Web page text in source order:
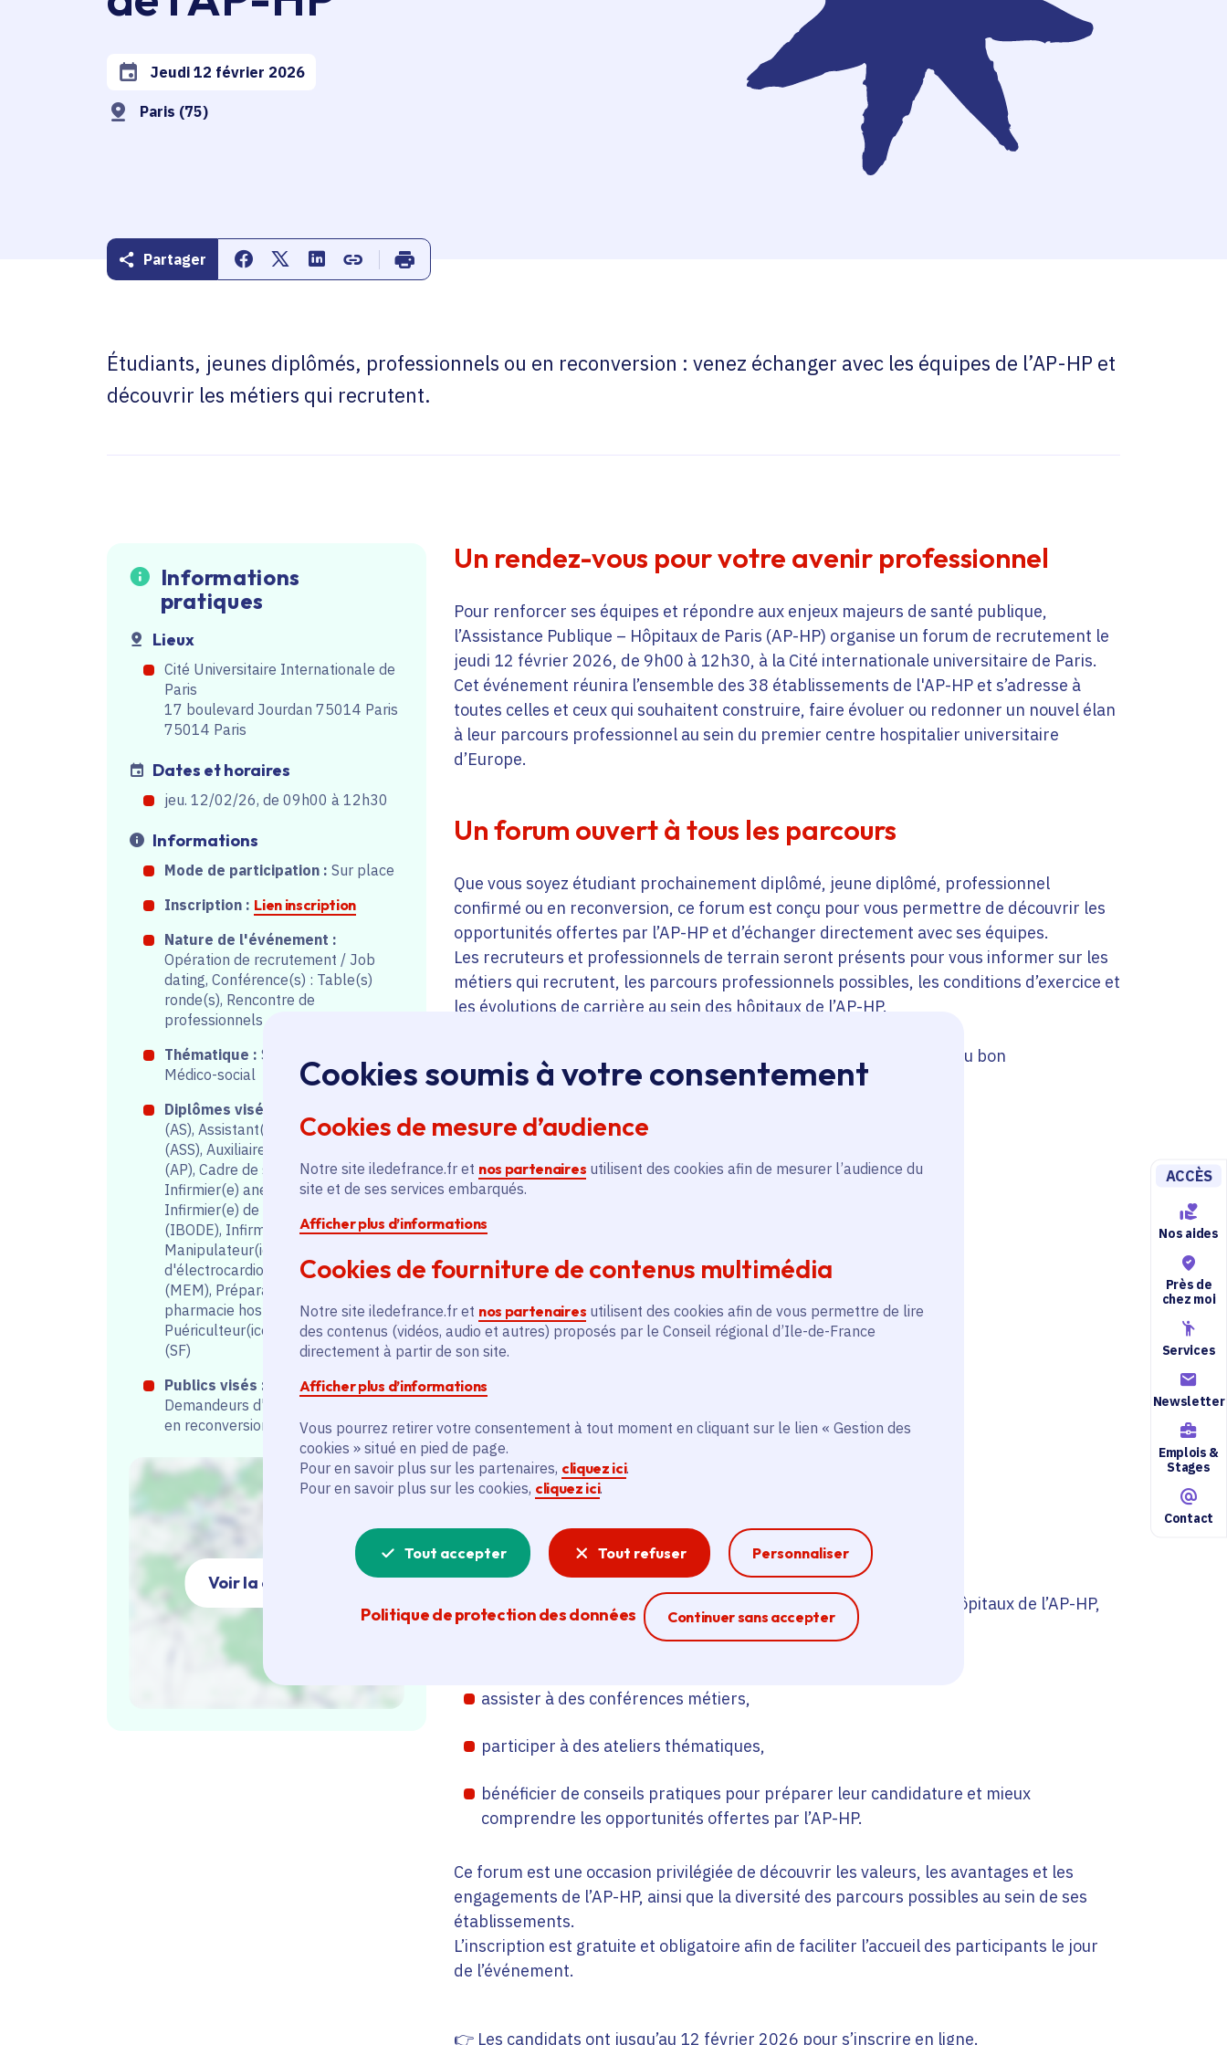
Cookies soumis à votre consentement
Cookies de mesure d’audience
Notre site iledefrance.fr et nos partenaires utilisent des cookies afin de mesurer l’audience du
site et de ses services embarqués.
Afficher plus d’informations
Cookies de fourniture de contenus multimédia
Notre site iledefrance.fr et nos partenaires utilisent des cookies afin de vous permettre de lire
des contenus (vidéos, audio et autres) proposés par le Conseil régional d’Ile-de-France
directement à partir de son site.
Afficher plus d’informations
Vous pourrez retirer votre consentement à tout moment en cliquant sur le lien « Gestion des
cookies » situé en pied de page.
Pour en savoir plus sur les partenaires, cliquez ici.
Pour en savoir plus sur les cookies, cliquez ici.
Tout accepter Tout refuser Personnaliser
Politique de protection des données Continuer sans accepter
Ferme la modale
ACCÈS
Nos aides
Près de
chez moi
Services
Newsletter
Emplois &
Stages
Contact
Date de l'arrêté
Jeudi 12 février 2026
Paris (75)
Partager Partager sur Facebook
Partager sur Twitter
Partager sur Linkedin
Copier dans le presse-papier
Imprimer
Étudiants, jeunes diplômés, professionnels ou en reconversion : venez échanger avec les équipes de l’AP-HP et
découvrir les métiers qui recrutent.
Informations
pratiques
Lieux
Cité Universitaire Internationale de
Paris
17 boulevard Jourdan 75014 Paris
75014 Paris
Dates et horaires
jeu. 12/02/26, de 09h00 à12h30
Informations
Mode de participation : Sur place
Inscription : Lien inscription
Nature de l'événement :
Opération de recrutement / Job
dating, Conférence(s) : Table(s)
ronde(s), Rencontre de
professionnels
Thématique : Sanitaire, Social,
Médico-social
Diplômes visés :
(AS), Assistant(e) de service social
(ASS), Auxiliaire de puériculture
(AP), Cadre de santé (CS),
Infirmier(e) anesthésiste (IADE),
Infirmier(e) de bloc opératoire
(IBODE), Infirmier(e) (IDE),
Manipulateur(ice)
d'électrocardiologie médicale
(MEM), Préparateur(ice) en
pharmacie hospitalière (PPH),
Puériculteur(ice) (P), Sage-femme
(SF)
Publics visés :
Etudiants,
Demandeurs d'emploi, Personnes
en reconversion
Voir la carte
Un rendez-vous pour votre avenir professionnel
Pour renforcer ses équipes et répondre aux enjeux majeurs de santé publique,
l’Assistance Publique – Hôpitaux de Paris (AP-HP) organise un forum de recrutement le
jeudi 12 février 2026, de 9h00 à 12h30, à la Cité internationale universitaire de Paris.
Cet événement réunira l’ensemble des 38 établissements de l'AP-HP et s’adresse à
toutes celles et ceux qui souhaitent construire, faire évoluer ou redonner un nouvel élan
à leur parcours professionnel au sein du premier centre hospitalier universitaire
d’Europe.
Un forum ouvert à tous les parcours
Que vous soyez étudiant prochainement diplômé, jeune diplômé, professionnel
confirmé ou en reconversion, ce forum est conçu pour vous permettre de découvrir les
opportunités offertes par l’AP-HP et d’échanger directement avec ses équipes.
Les recruteurs et professionnels de terrain seront présents pour vous informer sur les
métiers qui recrutent, les parcours professionnels possibles, les conditions d’exercice et
les évolutions de carrière au sein des hôpitaux de l’AP-HP.
Le forum mettra à l’honneur de nombreux métiers indispensables au bon
fonctionnement de l’hôpital public, notamment dans les domaines :
du médico-technique,
de la médecine du travail,
ainsi que de la petite enfance.
Une matinée riche en échanges et en opportunités
Tout au long de la matinée, les participants pourront :
rencontrer les recruteurs de l’AP-HP,
échanger avec des professionnels de terrain issus de tous les hôpitaux de l’AP-HP,
assister à des conférences métiers,
participer à des ateliers thématiques,
bénéficier de conseils pratiques pour préparer leur candidature et mieux
comprendre les opportunités offertes par l’AP-HP.
Ce forum est une occasion privilégiée de découvrir les valeurs, les avantages et les
engagements de l’AP-HP, ainsi que la diversité des parcours possibles au sein de ses
établissements.
L’inscription est gratuite et obligatoire afin de faciliter l’accueil des participants le jour
de l’événement.
👉 Les candidats ont jusqu’au 12 février 2026 pour s’inscrire en ligne.